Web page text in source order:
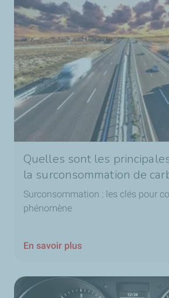
Quelles sont les
la surconsommation de
Surconsommation : les clés pour
phénomène
En savoir plus